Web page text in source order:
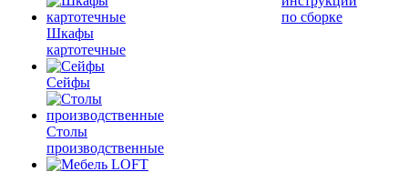
Шкафы
картотечные
Сейфы
Столы
производственные
по сборке